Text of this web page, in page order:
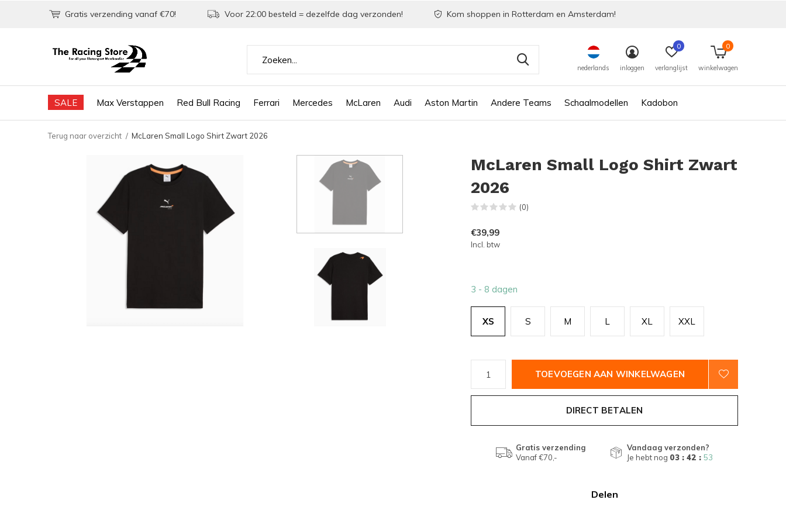
SALE Max Verstappen Red Bull Racing Ferrari Mercedes McLaren Audi Aston Martin Andere Teams Schaalmodellen Kadobon
nederlands inloggen verlanglijst
0
winkelwagen
0
Gratis verzending vanaf €70! Voor 22:00 besteld = dezelfde dag verzonden! Kom shoppen in Rotterdam en Amsterdam!
Terug naar overzicht McLaren Small Logo Shirt Zwart 2026
McLaren Small Logo Shirt Zwart
2026
(0)
€39,99
Incl. btw
3 - 8 dagen
XS S M L XL XXL
TOEVOEGEN AAN WINKELWAGEN
DIRECT BETALEN
Gratis verzending
Vanaf €70,-
Vandaag verzonden?
Je hebt nog 03 : 42 : 52
Delen